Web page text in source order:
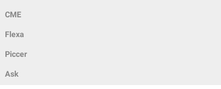
CME
Flexa
Piccer
Ask